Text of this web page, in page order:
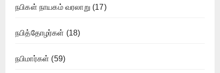
நபிகள் நாயகம் வரலாறு (17)
நபித்தோழர்கள் (18)
நபிமார்கள் (59)